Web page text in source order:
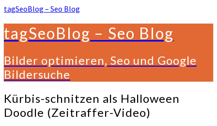
tagSeoBlog – Seo Blog
tagSeoBlog – Seo Blog
Bilder optimieren, Seo und Google
Bildersuche
Kürbis-
schnitzen
als
Kürbis-schnitzen als Halloween
Doodle (Zeitraffer-Video)